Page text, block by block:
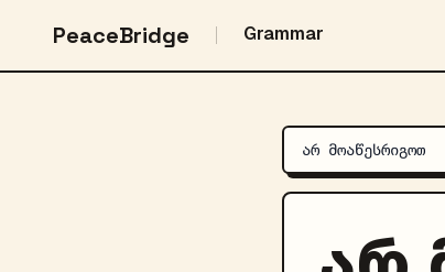
PeaceBridge Grammar